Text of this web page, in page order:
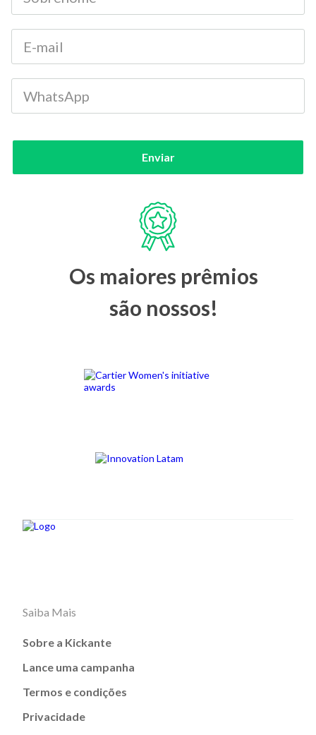
Enviar
Os maiores prêmios
são nossos!
Saiba Mais
Sobre a Kickante
Lance uma campanha
Termos e condições
Privacidade